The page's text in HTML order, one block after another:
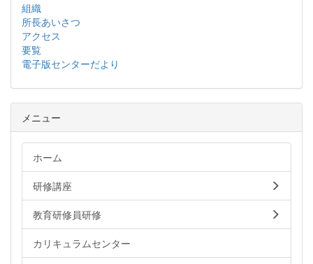
組織
所長あいさつ
アクセス
要覧
電子版センターだより
メニュー
ホーム
研修講座
教育研修員研修
カリキュラムセンター